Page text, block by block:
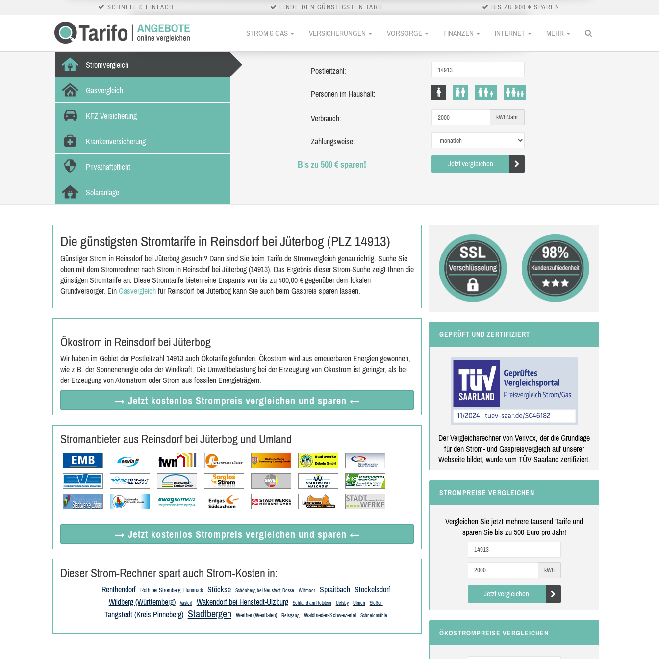
SCHNELL & EINFACH FINDE DEN GÜNSTIGSTEN TARIF BIS ZU 900 € SPAREN
STROM & GAS VERSICHERUNGEN VORSORGE FINANZEN INTERNET MEHR
Stromvergleich
Gasvergleich
KFZ Versicherung
Krankenversicherung
Privathaftpflicht
Solaranlage
Postleitzahl:
Personen im Haushalt:
Verbrauch: kWh/Jahr
Zahlungsweise:
Bis zu 500 € sparen! Jetzt vergleichen
Die günstigsten Stromtarife in Reinsdorf bei Jüterbog (PLZ 14913)
Günstiger Strom in Reinsdorf bei Jüterbog gesucht? Dann sind Sie beim Tarifo.de Stromvergleich genau richtig. Suche Sie
oben mit dem Stromrechner nach Strom in Reinsdorf bei Jüterbog (14913). Das Ergebnis dieser Strom-Suche zeigt Ihnen die
günstigen Stromtarife an. Diese Stromtarife bieten eine Ersparnis von bis zu 400,00 € gegenüber dem lokalen
Grundversorger. Ein Gasvergleich für Reinsdorf bei Jüterbog kann Sie auch beim Gaspreis sparen lassen.
Ökostrom in Reinsdorf bei Jüterbog
Wir haben im Gebiet der Postleitzahl 14913 auch Ökotarife gefunden. Ökostrom wird aus erneuerbaren Energien gewonnen,
wie z.B. der Sonnenenergie oder der Windkraft. Die Umweltbelastung bei der Erzeugung von Ökostrom ist geringer, als bei
der Erzeugung von Atomstrom oder Strom aus fossilen Energieträgern.
→ Jetzt kostenlos Strompreis vergleichen und sparen ←
Stromanbieter aus Reinsdorf bei Jüterbog und Umland
→ Jetzt kostenlos Strompreis vergleichen und sparen ←
Dieser Strom-Rechner spart auch Strom-Kosten in:
Renthendorf Roth bei Stromberg, Hunsrück Stöckse Schönberg bei Neustadt, Dosse Wittmoor Spraitbach Stockelsdorf
Wildberg (Württemberg)
Vastorf Wakendorf bei Henstedt-Ulzburg Sohland am Rotstein Uelsby Ulmen Stößen
Tangstedt (Kreis Pinneberg) Stadtbergen Werther (Westfalen) Reisgang Waldfrieden-Schweizertal Schneidmühle
GEPRÜFT UND ZERTIFIZIERT
Der Vergleichsrechner von Verivox, der die Grundlage
für den Strom- und Gaspreisvergleich auf unserer
Webseite bildet, wurde vom TÜV Saarland zertifiziert.
STROMPREISE VERGLEICHEN
Vergleichen Sie jetzt mehrere tausend Tarife und
sparen Sie bis zu 500 Euro pro Jahr!
kWh
Jetzt vergleichen
ÖKOSTROMPREISE VERGLEICHEN